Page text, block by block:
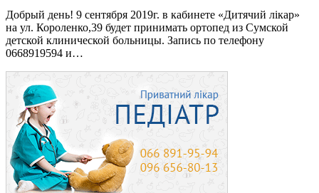
Добрый день! 9 сентября 2019г. в кабинете «Дитячий лiкар»
на ул. Короленко,39 будет принимать ортопед из Сумской
детской клинической больницы. Запись по телефону
0668919594 и…